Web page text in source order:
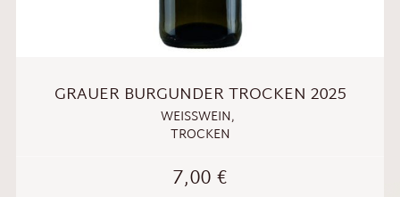
GRAUER BURGUNDER TROCKEN 2025
WEISSWEIN ,
TROCKEN
7,00€